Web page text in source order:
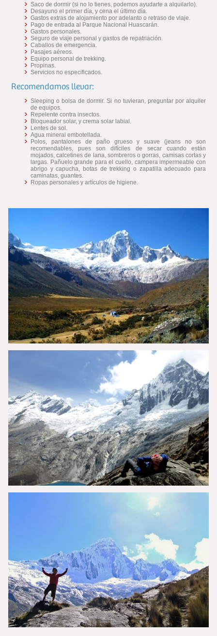
Saco de dormir (si no lo tienes, podemos ayudarte a alquilarlo).
Desayuno el primer día, y cena el último día.
Gastos extras de alojamiento por adelanto o retraso de viaje.
Pago de entrada al Parque Nacional Huascarán.
Gastos personales.
Seguro de viaje personal y gastos de repatriación.
Caballos de emergencia.
Pasajes aéreos.
Equipo personal de trekking.
Propinas.
Servicios no especificados.
Recomendamos llevar:
Sleeping o bolsa de dormir. Si no tuvieran, preguntar por alquiler
de equipos.
Repelente contra insectos.
Bloqueador solar, y crema solar labial.
Lentes de sol.
Agua mineral embotellada.
Polos, pantalones de paño grueso y suave (jeans no son
recomendables, pues son difíciles de secar cuando están
mojados, calcetines de lana, sombreros o gorras, camisas cortas y
largas. Pañuelo grande para el cuello, campera impermeable con
abrigo y capucha, botas de trekking o zapatilla adecuado para
caminatas, guantes.
Ropas personales y artículos de higiene.